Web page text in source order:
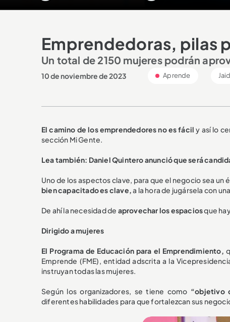
Emprendedoras, pilas
Un total de 2150 mujeres podrán
10 de noviembre de 2023 Aprende
El camino de los emprendedores no es fácil y así lo
sección Mi Gente.
Lea también: Daniel Quintero anunció que será
Uno de los aspectos clave, para que el negocio sea un
bien capacitado es clave,a la hora de jugársela con
De ahí la necesidad de aprovechar los espaciosque
Dirigido a mujeres
El Programa de Educación para el Emprendimiento,
Emprende (FME), entidad adscrita a la
instruyan todas las mujeres.
Según los organizadores, se tiene como “objetivo
diferentes habilidades para que fortalezcan sus